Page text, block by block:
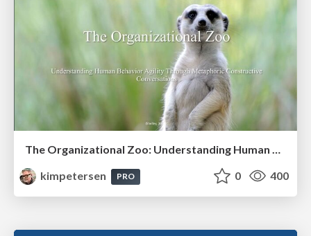
The Organizational Zoo: Understanding Human Behavior Agility Through Metaphoric Constructive Conversations (based on the works of Arthur Shelley, Ph.D)
kimpetersen
PRO 0 400